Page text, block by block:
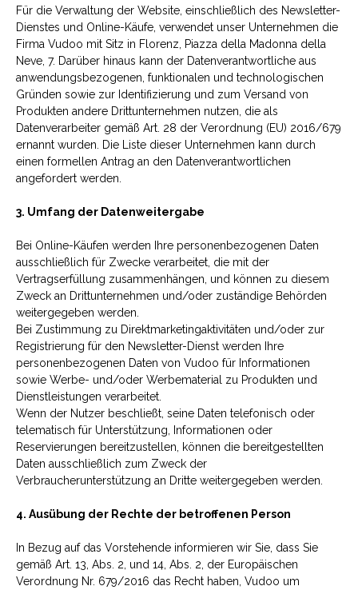
Für die Verwaltung der Website, einschließlich des Newsletter-
Dienstes und Online-Käufe, verwendet unser Unternehmen die
Firma Vudoo mit Sitz in Florenz, Piazza della Madonna della
Neve, 7. Darüber hinaus kann der Datenverantwortliche aus
anwendungsbezogenen, funktionalen und technologischen
Gründen sowie zur Identifizierung und zum Versand von
Produkten andere Drittunternehmen nutzen, die als
Datenverarbeiter gemäß Art. 28 der Verordnung (EU) 2016/679
ernannt wurden. Die Liste dieser Unternehmen kann durch
einen formellen Antrag an den Datenverantwortlichen
angefordert werden.
3. Umfang der Datenweitergabe
Bei Online-Käufen werden Ihre personenbezogenen Daten
ausschließlich für Zwecke verarbeitet, die mit der
Vertragserfüllung zusammenhängen, und können zu diesem
Zweck an Drittunternehmen und/oder zuständige Behörden
weitergegeben werden.
Bei Zustimmung zu Direktmarketingaktivitäten und/oder zur
Registrierung für den Newsletter-Dienst werden Ihre
personenbezogenen Daten von Vudoo für Informationen
sowie Werbe- und/oder Werbematerial zu Produkten und
Dienstleistungen verarbeitet.
Wenn der Nutzer beschließt, seine Daten telefonisch oder
telematisch für Unterstützung, Informationen oder
Reservierungen bereitzustellen, können die bereitgestellten
Daten ausschließlich zum Zweck der
Verbraucherunterstützung an Dritte weitergegeben werden.
4. Ausübung der Rechte der betroffenen Person
In Bezug auf das Vorstehende informieren wir Sie, dass Sie
gemäß Art. 13, Abs. 2, und 14, Abs. 2, der Europäischen
Verordnung Nr. 679/2016 das Recht haben, Vudoo um